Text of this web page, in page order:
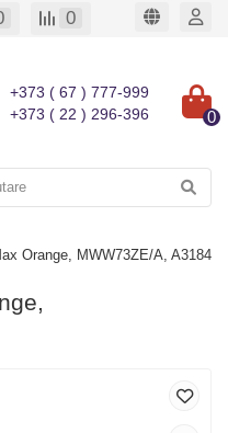
0
+373 ( 67 ) 777-999
+373 ( 22 ) 296-396
0
Orange, MWW73ZE/A, A3184